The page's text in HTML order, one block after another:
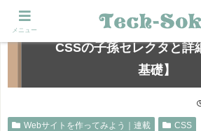
CSSの子孫セレクタと詳
基礎】
Webサイトを作ってみよう｜連載 CSS
メニュー